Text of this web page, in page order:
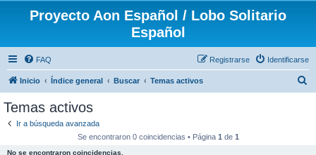
Proyecto Aon Español / Lobo Solitario
Español
FAQ Identificarse
Registrarse
Inicio Índice general Buscar Temas activos
Temas activos
Ir a búsqueda avanzada
Se encontraron 0 coincidencias • Página 1 de 1
No se encontraron coincidencias.